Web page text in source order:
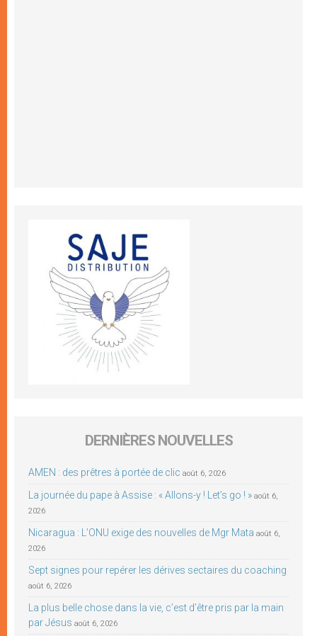
DERNIÈRES NOUVELLES
AMEN : des prêtres à portée de clic août 6, 2026
La journée du pape à Assise : « Allons-y ! Let’s go ! » août 6,
2026
Nicaragua : L’ONU exige des nouvelles de Mgr Mata août 6,
2026
Sept signes pour repérer les dérives sectaires du coaching
août 6, 2026
La plus belle chose dans la vie, c’est d’être pris par la main
par Jésus août 6, 2026